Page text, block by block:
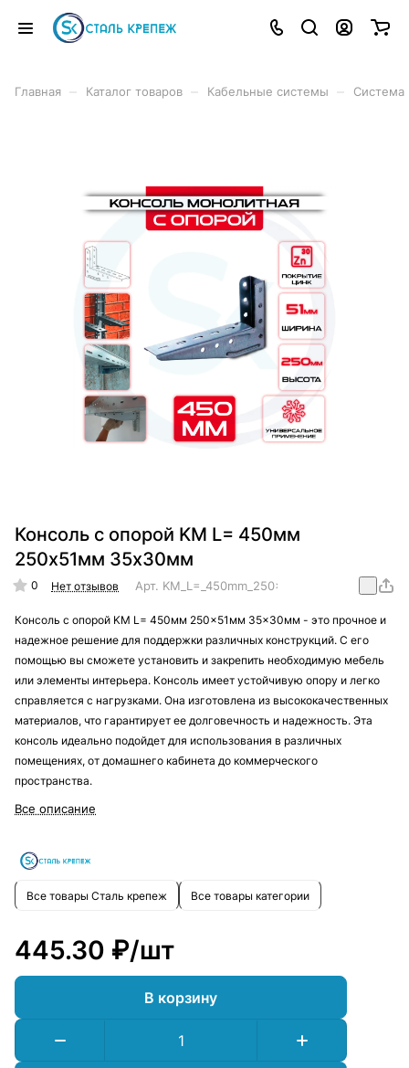
Главная Каталог товаров Кабельные системы Система
Консоль с опорой KM L= 450мм
250x51мм 35x30мм
0 Нет отзывов Арт. KM_L=_450mm_250x51mm_35x30mm
Консоль с опорой KM L= 450мм 250x51мм 35x30мм - это прочное и
надежное решение для поддержки различных конструкций. С его
помощью вы сможете установить и закрепить необходимую мебель
или элементы интерьера. Консоль имеет устойчивую опору и легко
справляется с нагрузками. Она изготовлена из высококачественных
материалов, что гарантирует ее долговечность и надежность. Эта
консоль идеально подойдет для использования в различных
помещениях, от домашнего кабинета до коммерческого
пространства.
Все описание
Все товары Сталь крепеж Все товары категории
445.30 ₽/шт
В корзину